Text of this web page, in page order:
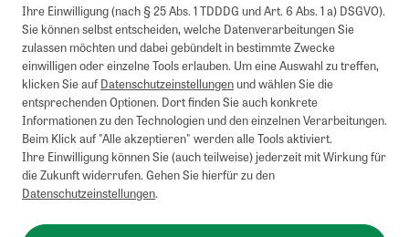
Ihre Einwilligung (nach § 25 Abs. 1 TDDDG und Art. 6 Abs. 1 a) DSGVO).
Sie können selbst entscheiden, welche Datenverarbeitungen Sie
zulassen möchten und dabei gebündelt in bestimmte Zwecke
einwilligen oder einzelne Tools erlauben. Um eine Auswahl zu treffen,
klicken Sie aufDatenschutzeinstellungenund wählen Sie die
entsprechenden Optionen. Dort finden Sie auch konkrete
Informationen zu den Technologien und den einzelnen Verarbeitungen.
Beim Klick auf "Alle akzeptieren" werden alle Tools aktiviert.
Ihre Einwilligung können Sie (auch teilweise) jederzeit mit Wirkung für
die Zukunft widerrufen. Gehen Sie hierfür zu den
Datenschutzeinstellungen.